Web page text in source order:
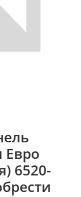
Евро
6520-